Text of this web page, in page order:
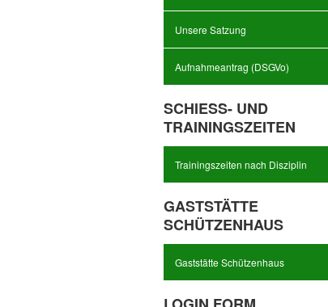
Unsere Satzung
Aufnahmeantrag (DSGVo)
SCHIESS- UND T
RAININGSZEITEN
Trainingszeiten nach Disziplin
GASTSTÄTTE
SCHÜTZENHAUS
Gaststätte Schützenhaus